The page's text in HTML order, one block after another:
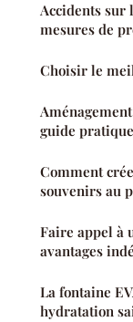
Accidents sur
mesures de
Choisir le
guide pratique
Comment
souvenirs au
Faire appel à
avantages
La fontaine
hydratation